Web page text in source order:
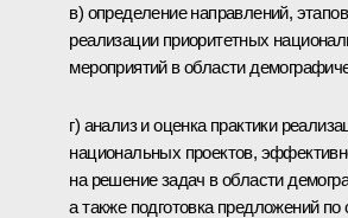
в) определение направлений,
реализации приоритетных
мероприятий в области
г) анализ и оценка практики
национальных проектов,
на решение задач в области
а также подготовка предложений